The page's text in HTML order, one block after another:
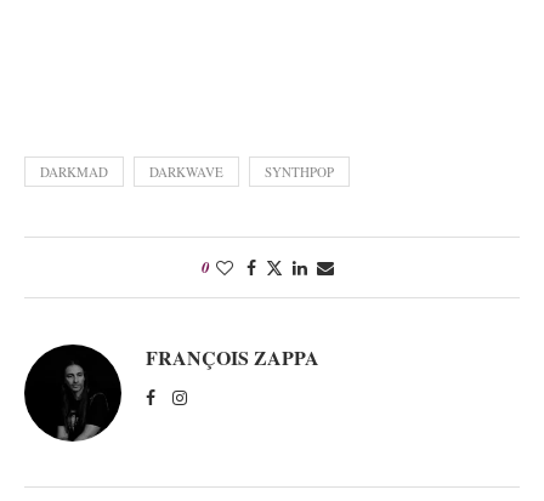
DARKMAD DARKWAVE SYNTHPOP
0
FRANÇOIS ZAPPA